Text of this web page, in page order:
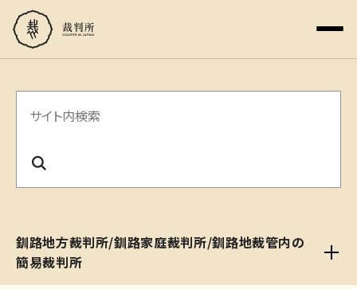
サ
内
索
釧路地方裁判所/釧路家庭裁判所/釧路地裁管内の
簡易裁判所